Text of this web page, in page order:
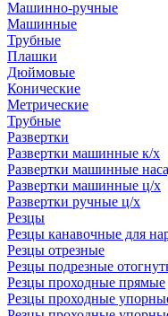
Машинно-ручные
Машинные
Трубные
Плашки
Дюймовые
Конические
Метрические
Трубные
Развертки
Развертки машинные к/х
Развертки машинные
Развертки машинные ц/х
Развертки ручные ц/х
Резцы
Резцы канавочные для
Резцы отрезные
Резцы подрезные
Резцы проходные прямые
Резцы проходные